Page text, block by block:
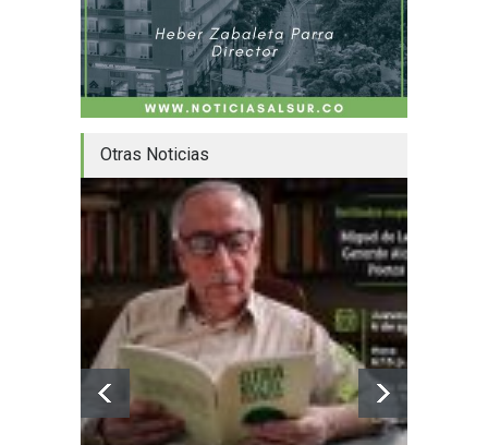
Otras Noticias